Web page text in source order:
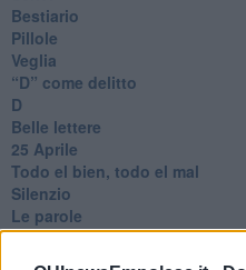
Bestiario
Pillole
Veglia
​“D” come delitto
D
Belle lettere
25 Aprile
Todo el bien, todo el mal
Silenzio
Le parole
​L’Australiana